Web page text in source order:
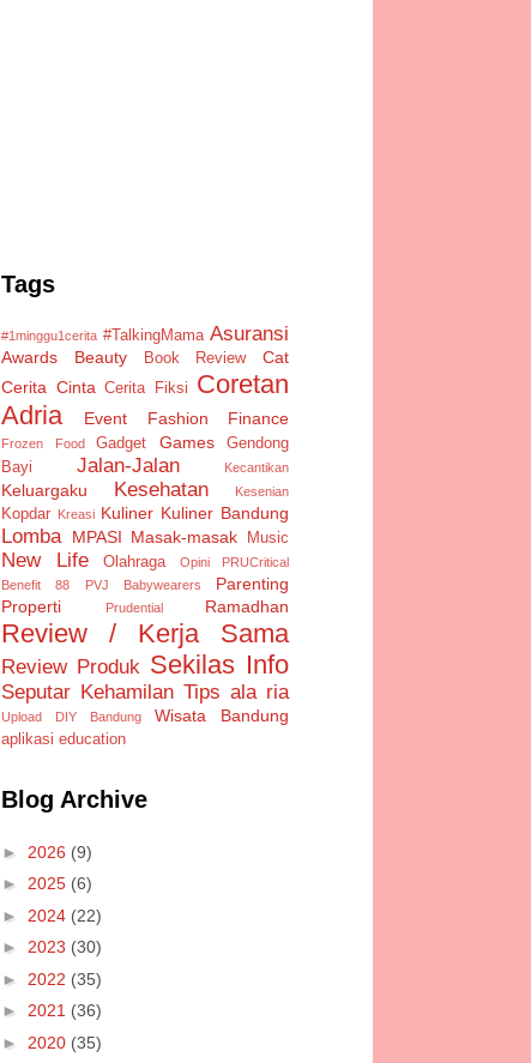
Tags
#1minggu1cerita #TalkingMama Asuransi
Awards Beauty Book Review
Cat
Cerita Cinta Cerita Fiksi
Coretan
Adria
Event Fashion Finance
Frozen Food Gadget Games
Gendong
Bayi
Jalan-Jalan Kecantikan
Keluargaku Kesehatan Kesenian
Kopdar Kreasi Kuliner Kuliner Bandung
Lomba MPASI Masak-masak Music
New Life Olahraga Opini
PRUCritical
Benefit 88
PVJ Babywearers
Parenting
Properti
Prudential Ramadhan
Review / Kerja Sama
Review Produk Sekilas Info
Seputar Kehamilan Tips ala ria
Upload DIY Bandung Wisata Bandung
aplikasi education
Blog Archive
► 2026 (9)
► 2025 (6)
► 2024 (22)
► 2023 (30)
► 2022 (35)
► 2021 (36)
► 2020 (35)